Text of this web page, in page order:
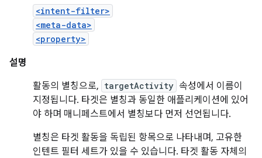
<intent-filter>
<meta-data>
<property>
설명
활동의 별칭으로, targetActivity 속성에서 이름이
지정됩니다. 타겟은 별칭과 동일한 애플리케이션에 있어
야 하며 매니페스트에서 별칭보다 먼저 선언됩니다.
별칭은 타겟 활동을 독립된 항목으로 나타내며, 고유한
인텐트 필터 세트가 있을 수 있습니다. 타겟 활동 자체의